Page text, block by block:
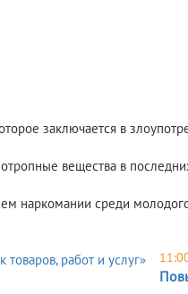
заключается в
вещества в
наркомании среди